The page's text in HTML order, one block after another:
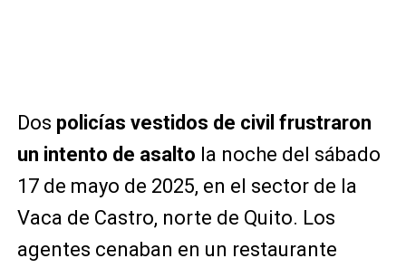
Dos policías vestidos de civil frustraron
un intento de asalto la noche del sábado
17 de mayo de 2025, en el sector de la
Vaca de Castro, norte de Quito. Los
agentes cenaban en un restaurante